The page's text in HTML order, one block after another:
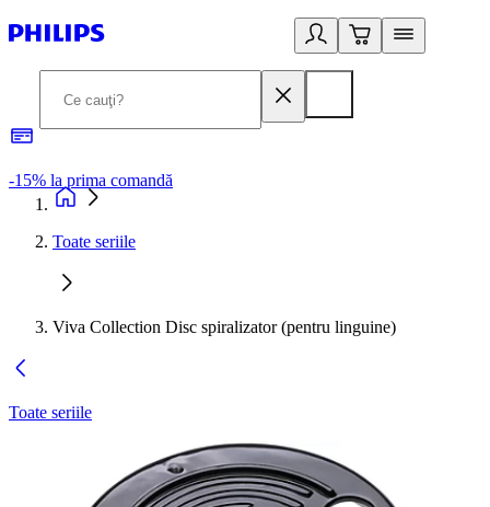
-15% la prima comandă
Toate seriile
Viva Collection Disc spiralizator (pentru linguine)
Toate seriile